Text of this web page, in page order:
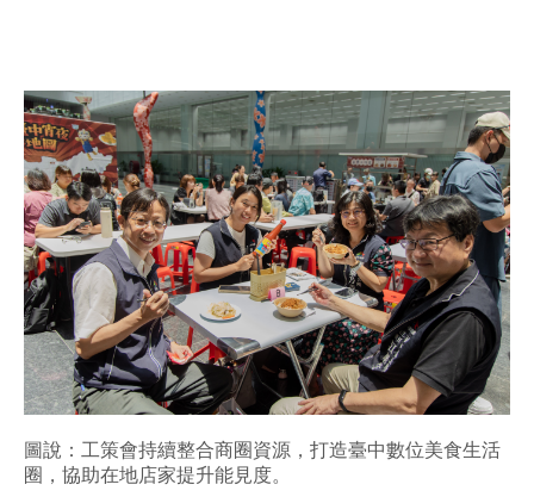
圖說：工策會持續整合商圈資源，打造臺中數位美食生活
圈，協助在地店家提升能見度。